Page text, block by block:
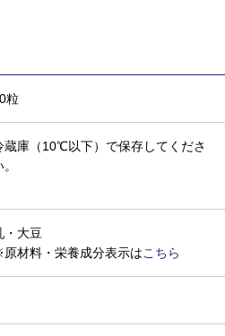
粒
蔵庫（10℃以下）で保存してくださ
・大豆
材料・栄養成分表示はこちら